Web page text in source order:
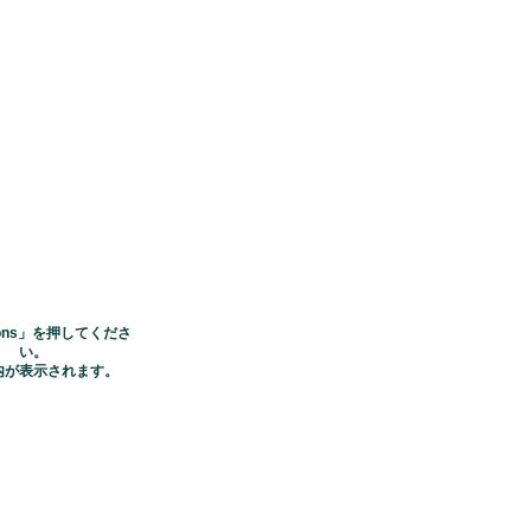
」を押してくださ
い。
表示されます。